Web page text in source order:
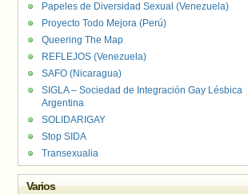
Papeles de Diversidad Sexual (Venezuela)
Proyecto Todo Mejora (Perú)
Queering The Map
REFLEJOS (Venezuela)
SAFO (Nicaragua)
SIGLA – Sociedad de Integración Gay Lésbica
Argentina
SOLIDARIGAY
Stop SIDA
Transexualia
Varios